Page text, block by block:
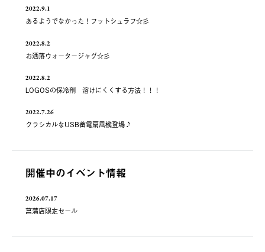
2022.9.1
あるようでなかった！フットシュラフ☆彡
2022.8.2
お洒落ウォ－タージャグ☆彡
2022.8.2
LOGOSの保冷剤 溶けにくくする方法！！！
2022.7.26
クラシカルなUSB蓄電扇風機登場♪
開催中のイベント情報
2026.07.17
菖蒲店限定セール